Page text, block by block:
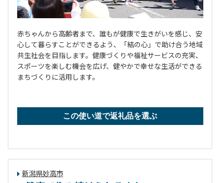
赤ちゃんから高齢者まで、誰もが健康で生きがいを感じ、安
心して暮らすことができるよう、「結の心」で助け合う地域
共生社会を目指します。健康づくりや福祉サービスの充実、
スポーツを楽しむ機会を広げ、健やかで幸せな生活ができる
まちづくりに活用します。
この使い道で返礼品を選ぶ
新潟県妙高市